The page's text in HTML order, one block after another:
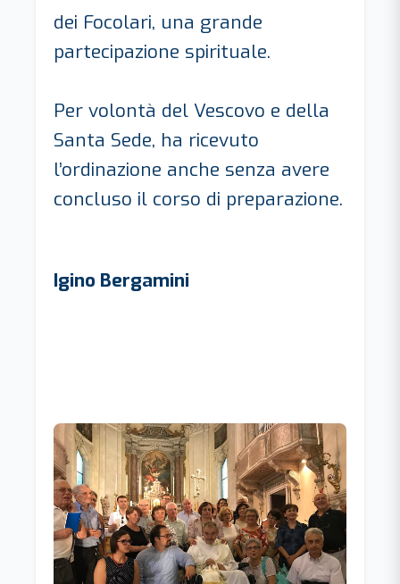
dei Focolari, una grande
partecipazione spirituale.
Per volontà del Vescovo e della
Santa Sede, ha ricevuto
l’ordinazione anche senza avere
concluso il corso di preparazione.
Igino Bergamini